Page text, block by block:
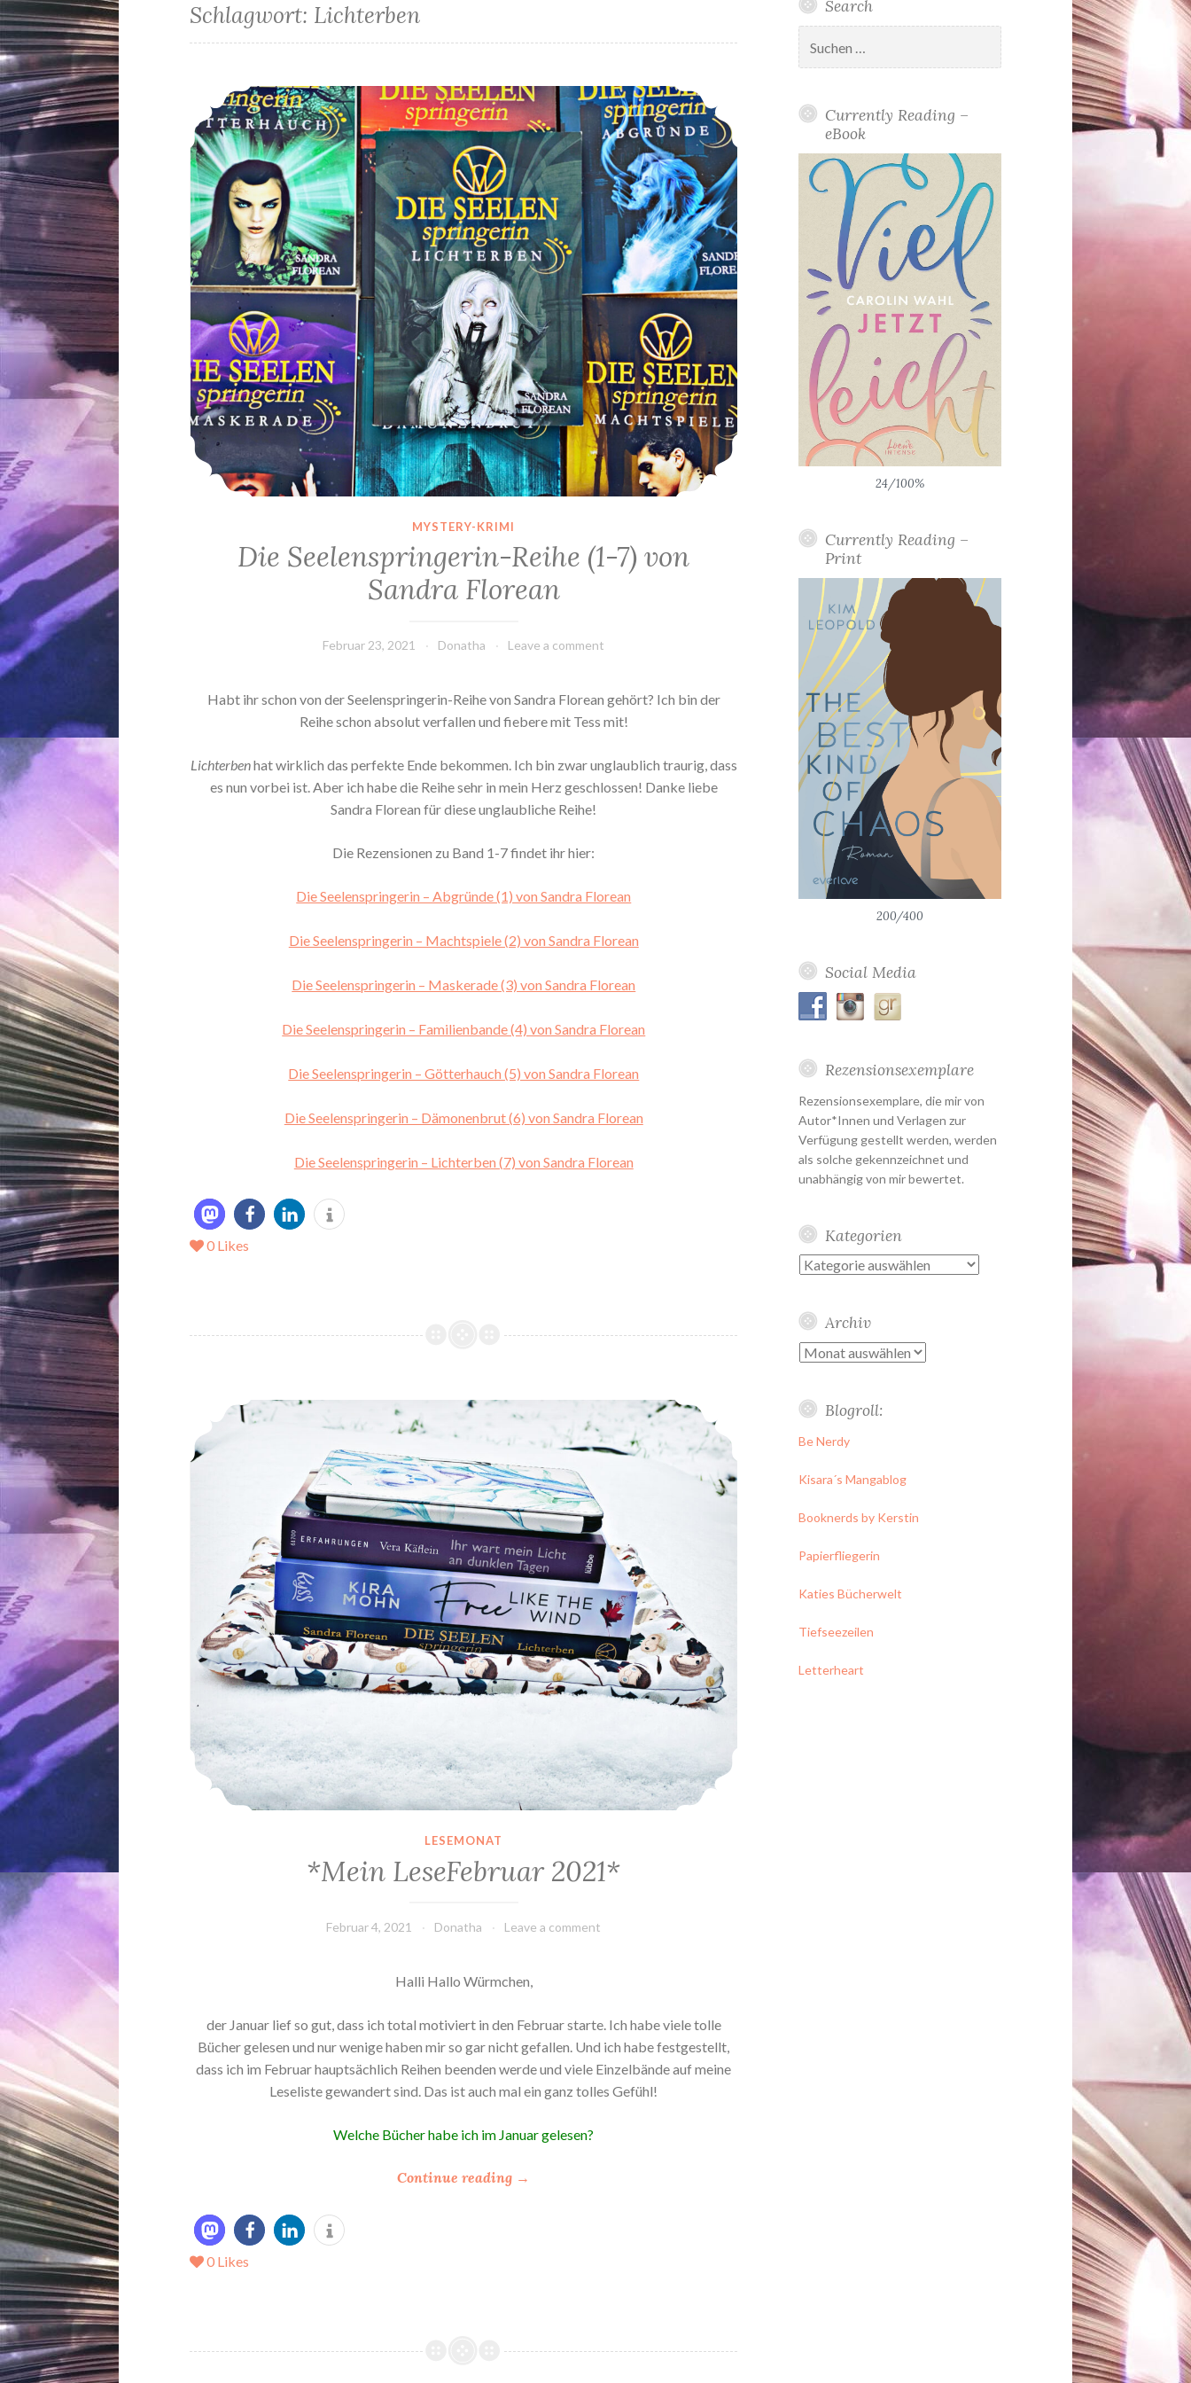
Schlagwort: Lichterben
Die Seelenspringerin-Reihe (1-7) von Sandra Florean
MYSTERY-KRIMI
Die Seelenspringerin-Reihe (1-7) von
Sandra Florean
Februar 23, 2021 Donatha Leave a comment
Habt ihr schon von der Seelenspringerin-Reihe von Sandra Florean gehört? Ich bin der
Reihe schon absolut verfallen und fiebere mit Tess mit!
Lichterbenhat wirklich das perfekte Ende bekommen. Ich bin zwar unglaublich traurig, dass
es nun vorbei ist. Aber ich habe die Reihe sehr in mein Herz geschlossen! Danke liebe
Sandra Florean für diese unglaubliche Reihe!
Die Rezensionen zu Band 1-7 findet ihr hier:
Die Seelenspringerin – Abgründe (1) von Sandra Florean
Die Seelenspringerin – Machtspiele (2) von Sandra Florean
Die Seelenspringerin – Maskerade (3) von Sandra Florean
Die Seelenspringerin – Familienbande (4) von Sandra Florean
Die Seelenspringerin – Götterhauch (5) von Sandra Florean
Die Seelenspringerin – Dämonenbrut (6) von Sandra Florean
Die Seelenspringerin – Lichterben (7) von Sandra Florean
0 Likes
*Mein LeseFebruar 2021*
LESEMONAT
*Mein LeseFebruar 2021*
Februar 4, 2021 Donatha Leave a comment
Halli Hallo Würmchen,
der Januar lief so gut, dass ich total motiviert in den Februar starte. Ich habe viele tolle
Bücher gelesen und nur wenige haben mir so gar nicht gefallen. Und ich habe festgestellt,
dass ich im Februar hauptsächlich Reihen beenden werde und viele Einzelbände auf meine
Leseliste gewandert sind. Das ist auch mal ein ganz tolles Gefühl!
Welche Bücher habe ich im Januar gelesen?
Continue reading “
s
→
0 Likes
Search
nach:
Currently Reading –
eBook
24/100%
Currently Reading –
Print
200/400
Social Media
Rezensionsexemplare
Rezensionsexemplare, die mir von
Autor*Innen und Verlagen zur
Verfügung gestellt werden, werden
als solche gekennzeichnet und
unabhängig von mir bewertet.
Kategorien
Kategorien
Archiv
Archiv
Blogroll:
Be Nerdy
Kisara´s Mangablog
Booknerds by Kerstin
Papierfliegerin
Katies Bücherwelt
Tiefseezeilen
Letterheart